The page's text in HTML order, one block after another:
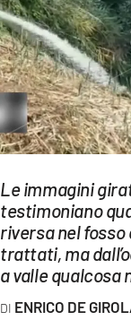
EVENTI
SPORT
Streaming
LAC TV
LAC NETWORK
LAC ONAIR
LaC
Le immagini
testimoniano
riversa nel fosso
trattati, ma
a valle qualcosa
ENRICO DE